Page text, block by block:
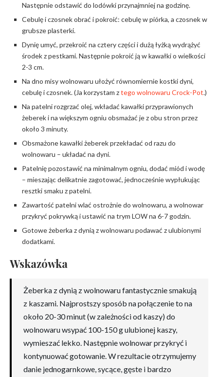
Następnie odstawić do lodówki przynajmniej na godzinę.
Cebulę i czosnek obrać i pokroić: cebulę w piórka, a czosnek w
grubsze plasterki.
Dynię umyć, przekroić na cztery części i dużą łyżką wydrążyć
środek z pestkami. Następnie pokroić ją w kawałki o wielkości
2-3 cm.
Na dno misy wolnowaru ułożyć równomiernie kostki dyni,
cebulę i czosnek. (Ja korzystam ztego wolnowaru Crock-Pot.)
Na patelni rozgrzać olej, wkładać kawałki przyprawionych
żeberek i na większym ogniu obsmażać je z obu stron przez
około 3 minuty.
Obsmażone kawałki żeberek przekładać od razu do
wolnowaru – układać na dyni.
Patelnię pozostawić na minimalnym ogniu, dodać miód i wodę
– mieszając delikatnie zagotować, jednocześnie wypłukując
resztki smaku z patelni.
Zawartość patelni wlać ostrożnie do wolnowaru, a wolnowar
przykryć pokrywką i ustawić na trym LOW na 6-7 godzin.
Gotowe żeberka z dynią z wolnowaru podawać z ulubionymi
dodatkami.
Wskazówka
Żeberka z dynią z wolnowaru fantastycznie smakują
z kaszami. Najprostszy sposób na połączenie to na
około 20-30 minut (w zależności od kaszy) do
wolnowaru wsypać 100-150 g ulubionej kaszy,
wymieszać lekko. Następnie wolnowar przykryć i
kontynuować gotowanie. W rezultacie otrzymujemy
danie jednogarnkowe, sycące, gęste i bardzo